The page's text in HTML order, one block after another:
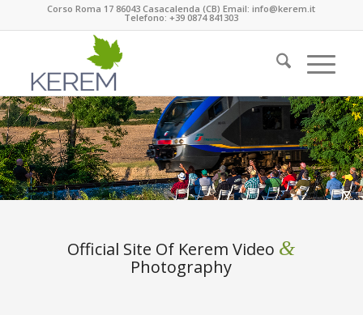
Corso Roma 17 86043 Casacalenda (CB) Email: info@kerem.it
Telefono: +39 0874 841303
Official Site Of Kerem Video &
Photography